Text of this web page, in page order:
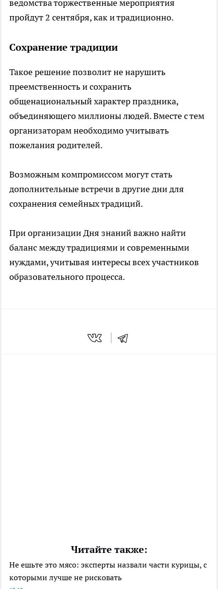
ведомства торжественные мероприятия
пройдут 2 сентября, как и традиционно.
Сохранение традиции
Такое решение позволит не нарушить
преемственность и сохранить
общенациональный характер праздника,
объединяющего миллионы людей. Вместе с тем
организаторам необходимо учитывать
пожелания родителей.
Возможным компромиссом могут стать
дополнительные встречи в другие дни для
сохранения семейных традиций.
При организации Дня знаний важно найти
баланс между традициями и современными
нуждами, учитывая интересы всех участников
образовательного процесса.
Читайте также:
Не ешьте это мясо: эксперты назвали части курицы, с
которыми лучше не рисковать